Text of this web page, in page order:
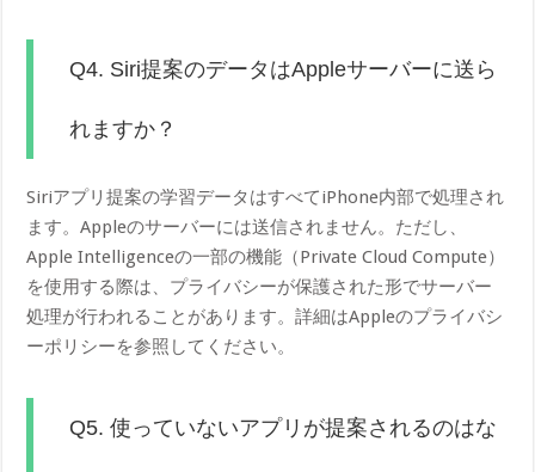
Q4. Siri提案のデータはAppleサーバーに送ら
れますか？
Siriアプリ提案の学習データはすべてiPhone内部で処理され
ます。Appleのサーバーには送信されません。ただし、
Apple Intelligenceの一部の機能（Private Cloud Compute）
を使用する際は、プライバシーが保護された形でサーバー
処理が行われることがあります。詳細はAppleのプライバシ
ーポリシーを参照してください。
Q5. 使っていないアプリが提案されるのはな